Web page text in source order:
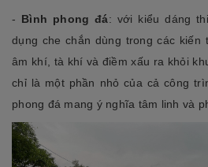
- Bình phong đá: với kiểu dáng
dụng che chắn dùng trong các kiến
âm khí, tà khí và điềm xấu ra khỏi
chỉ là một phần nhỏ của cả công
phong đá mang ý nghĩa tâm linh và